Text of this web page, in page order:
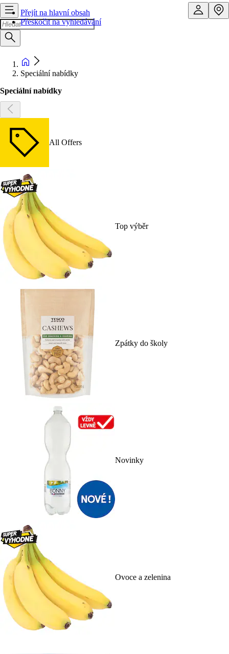
Přejít na hlavní obsah
Přeskočit na vyhledávání
Speciální nabídky
Speciální nabídky
All Offers
Top výběr
Zpátky do školy
Novinky
Ovoce a zelenina